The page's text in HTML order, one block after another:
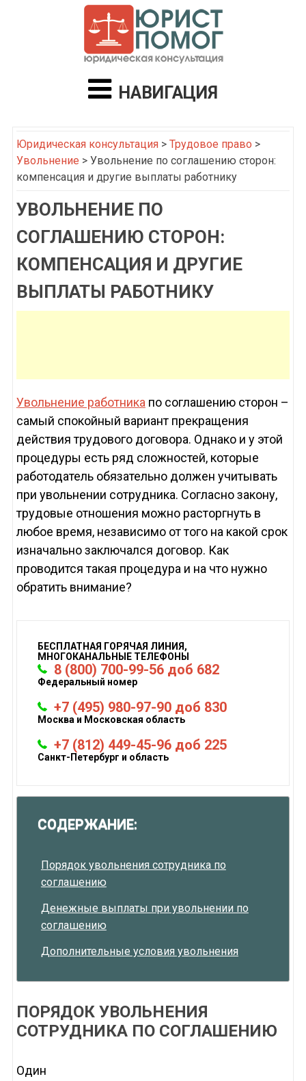
НАВИГАЦИЯ
Юридическая консультация> Трудовое право >
Увольнение > Увольнение по соглашению сторон:
компенсация и другие выплаты работнику
УВОЛЬНЕНИЕ ПО
СОГЛАШЕНИЮ СТОРОН:
КОМПЕНСАЦИЯ И ДРУГИЕ
ВЫПЛАТЫ РАБОТНИКУ
Увольнение работника по соглашению сторон –
самый спокойный вариант прекращения
действия трудового договора. Однако и у этой
процедуры есть ряд сложностей, которые
работодатель обязательно должен учитывать
при увольнении сотрудника. Согласно закону,
трудовые отношения можно расторгнуть в
любое время, независимо от того на какой срок
изначально заключался договор. Как
проводится такая процедура и на что нужно
обратить внимание?
БЕСПЛАТНАЯ ГОРЯЧАЯ ЛИНИЯ,
МНОГОКАНАЛЬНЫЕ ТЕЛЕФОНЫ
8 (800) 700-99-56 доб 682
Федеральный номер
+7 (495) 980-97-90 доб 830
Москва и Московская область
+7 (812) 449-45-96 доб 225
Санкт-Петербург и область
СОДЕРЖАНИЕ:
Порядок увольнения сотрудника по
соглашению
Денежные выплаты при увольнении по
соглашению
Дополнительные условия увольнения
ПОРЯДОК УВОЛЬНЕНИЯ
СОТРУДНИКА ПО СОГЛАШЕНИЮ
Один